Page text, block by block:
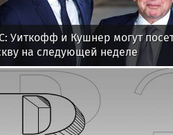
Уиткофф и Кушнер могут
на следующей неделе